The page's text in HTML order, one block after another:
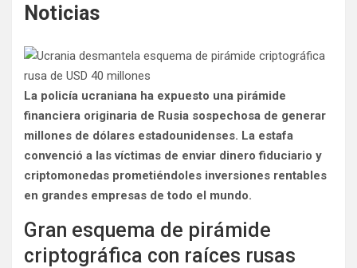
Noticias
La policía ucraniana ha expuesto una pirámide
financiera originaria de Rusia sospechosa de generar
millones de dólares estadounidenses. La estafa
convenció a las víctimas de enviar dinero fiduciario y
criptomonedas prometiéndoles inversiones rentables
en grandes empresas de todo el mundo.
Gran esquema de pirámide
criptográfica con raíces rusas